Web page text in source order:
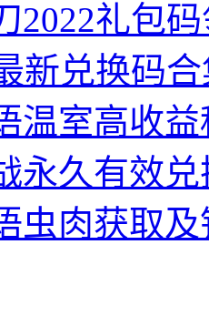
2022礼包
新兑换码
温室高收
永久有效
虫肉获取